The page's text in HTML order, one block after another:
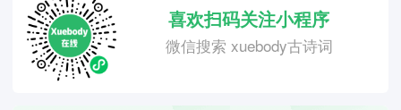
喜欢扫码关注小程序
微信搜索 xuebody古诗词